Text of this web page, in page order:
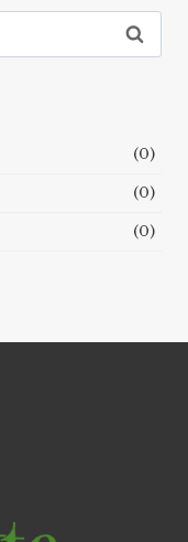
Ieškoti
(0)
(0)
(0)